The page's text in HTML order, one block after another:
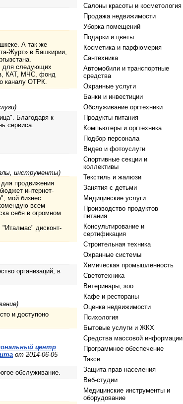
А так же
Журт» в Башкирии,
для следующих
КАТ, МЧС, фонд
каналу ОТРК.
Благодаря к
сервиса.
инструменты)
продвижения
интернет-
мой бизнес
всем
себя в огромном
дисконт-
организаций, в
и доступоно
центр
от 2014-06-05
обслуживание.
Салоны красоты и косметология
Продажа недвижимости
Уборка помещений
Подарки и цветы
Косметика и парфюмерия
Сантехника
Автомобили и транспортные
средства
Охранные услуги
Банки и инвестиции
Обслуживание оргтехники
Продукты питания
Компьютеры и оргтехника
Подбор персонала
Видео и фотоуслуги
Спортивные секции и
коллективы
Текстиль и жалюзи
Занятия с детьми
Медицинские услуги
Производство продуктов
питания
Консультирование и
сертификация
Строительная техника
Охранные системы
Химическая промышленность
Светотехника
Ветеринары, зоо
Кафе и рестораны
Оценка недвижимости
Психология
Бытовые услуги и ЖКХ
Средства массовой информации
Программное обеспечение
Такси
Защита прав населения
Веб-студии
Медицинские инструменты и
оборудование